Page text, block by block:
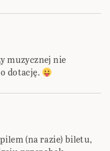
muzycznej nie
dotację.
(na razie) biletu,